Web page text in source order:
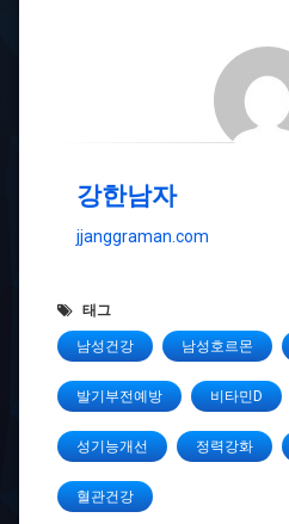
강한남자
jjanggraman.com
태그
남성건강 남성호르몬
발기부전예방 비타민D
성기능개선 정력강화
혈관건강